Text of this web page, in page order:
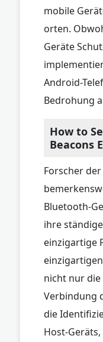
mobile
orten.
Geräte
Android-
Bedrohung
How to
Beacons
Forscher
Bluetooth-
ihre
einzigartige
nicht nur
Verbindung
die
Host-Geräts,